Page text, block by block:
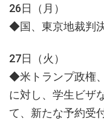
26日（月）
◆国、東京地裁判
27日（火）
◆米トランプ政権
に対し、学生ビザ
て、新たな予約受